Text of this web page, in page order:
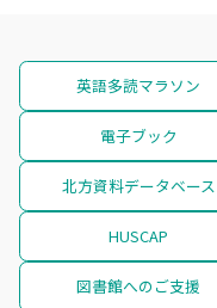
英語多読マラソン
電子ブック
北方資料データベース
HUSCAP
図書館へのご支援